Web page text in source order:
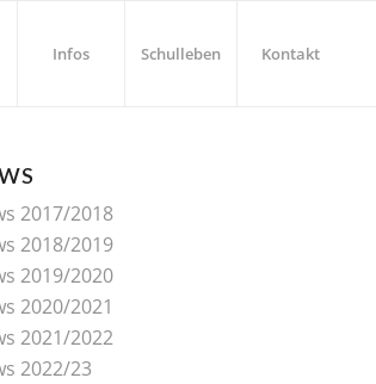
Infos Schulleben Kontakt
2017/2018
2018/2019
2019/2020
2020/2021
2021/2022
2022/23